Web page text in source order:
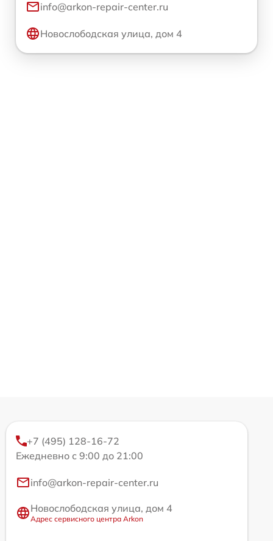
info@arkon-repair-center.ru
Новослободская улица, дом 4
+7 (495) 128-16-72
Ежедневно с 9:00 до 21:00
info@arkon-repair-center.ru
Новослободская улица, дом 4
Адрес сервисного центра Arkon